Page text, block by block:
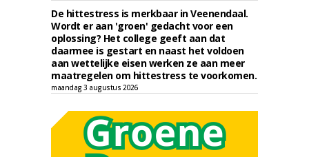
De hittestress is merkbaar in Veenendaal.
Wordt er aan 'groen' gedacht voor een
oplossing? Het college geeft aan dat
daarmee is gestart en naast het voldoen
aan wettelijke eisen werken ze aan meer
maatregelen om hittestress te voorkomen.
maandag 3 augustus 2026